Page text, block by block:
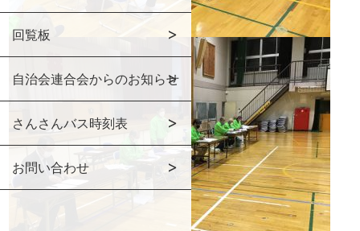
回覧板
自治会連合会からのお知らせ
さんさんバス時刻表
お問い合わせ